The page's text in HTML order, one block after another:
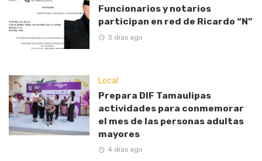
Funcionarios y notarios
participan en red de Ricardo “N”
3 días ago
Local
Prepara DIF Tamaulipas
actividades para conmemorar
el mes de las personas adultas
mayores
4 días ago